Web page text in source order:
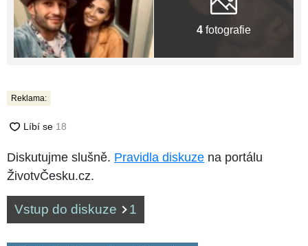
4 fotografie
Reklama:
Diskutujme slušně. Pravidla diskuze na portálu
ŽivotvČesku.cz.
Vstup do diskuze 1